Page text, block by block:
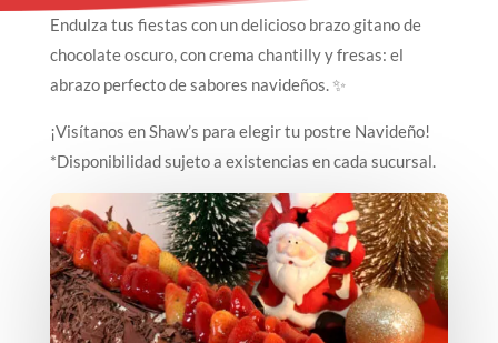
Endulza tus fiestas con un delicioso brazo gitano de
chocolate oscuro, con crema chantilly y fresas: el
abrazo perfecto de sabores navideños. ✨
¡Visítanos en Shaw’s para elegir tu postre Navideño!
*Disponibilidad sujeto a existencias en cada sucursal.